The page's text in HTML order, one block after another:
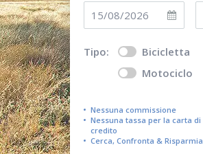
Tipo: Bicicletta
Motociclo
Nessuna commissione
Nessuna tassa per la carta di
credito
Cerca, Confronta & Risparmia